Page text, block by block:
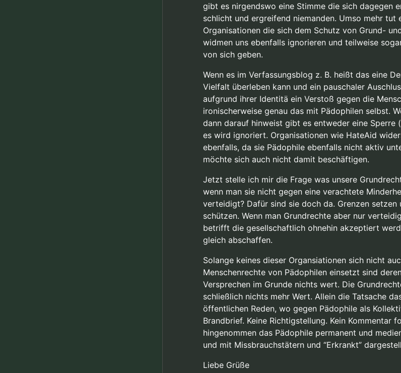
gibt es nirgendswo eine Stimme die sich dagegen
schlicht und ergreifend niemanden. Umso mehr tut
Organisationen die sich dem Schutz von Grund-
widmen uns ebenfalls ignorieren und teilweise
von sich geben.
Wenn es im Verfassungsblog z. B. heißt das eine
Vielfalt überleben kann und ein pauschaler
aufgrund ihrer Identitä ein Verstoß gegen die
ironischerweise genau das mit Pädophilen selbst.
dann darauf hinweist gibt es entweder eine Sperre
es wird ignoriert. Organisationen wie HateAid
ebenfalls, da sie Pädophile ebenfalls nicht aktiv
möchte sich auch nicht damit beschäftigen.
Jetzt stelle ich mir die Frage was unsere
wenn man sie nicht gegen eine verachtete
verteidigt? Dafür sind sie doch da. Grenzen setzen
schützen. Wenn man Grundrechte aber nur
betrifft die gesellschaftlich ohnehin akzeptiert
gleich abschaffen.
Solange keines dieser Organsiationen sich nicht
Menschenrechte von Pädophilen einsetzt sind
Versprechen im Grunde nichts wert. Die
schließlich nichts mehr Wert. Allein die Tatsache
öffentlichen Reden, wo gegen Pädophile als
Brandbrief. Keine Richtigstellung. Kein Kommentar
hingenommen das Pädophile permanent und
und mit Missbrauchstätern und “Erkrankt”
Liebe Grüße